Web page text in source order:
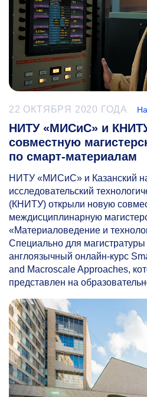
22 ОКТЯБРЯ 2020 ГОДА
НИТУ «МИСиС» и
совместную
по смарт-материалам
НИТУ «МИСиС» и Казанский
исследовательский
(КНИТУ) открыли новую
междисциплинарную
«Материаловедение и
Специально для магистратуры
англоязычный онлайн-курс
and Macroscale Approaches,
представлен на